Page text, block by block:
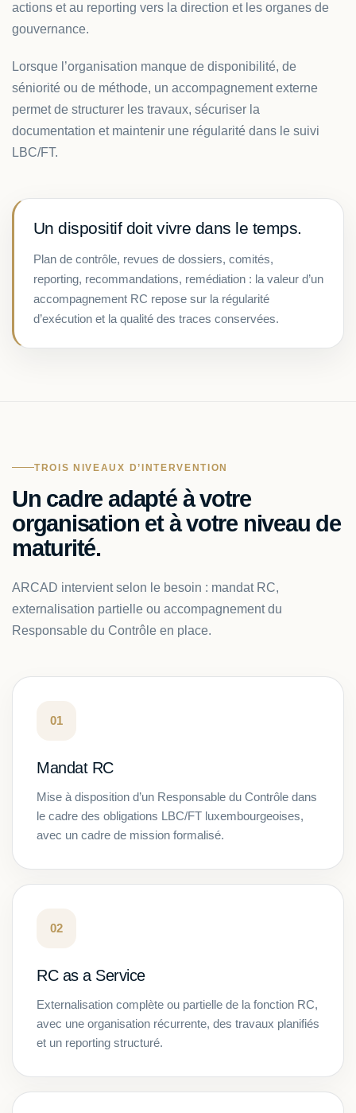
actions et au reporting vers la direction et les organes de
gouvernance.
Lorsque l’organisation manque de disponibilité, de
séniorité ou de méthode, un accompagnement externe
permet de structurer les travaux, sécuriser la
documentation et maintenir une régularité dans le suivi
LBC/FT.
Un dispositif doit vivre dans le temps.
Plan de contrôle, revues de dossiers, comités,
reporting, recommandations, remédiation : la valeur d’un
accompagnement RC repose sur la régularité
d’exécution et la qualité des traces conservées.
TROIS NIVEAUX D’INTERVENTION
Un cadre adapté à votre
organisation et à votre niveau de
maturité.
ARCAD intervient selon le besoin : mandat RC,
externalisation partielle ou accompagnement du
Responsable du Contrôle en place.
01
Mandat RC
Mise à disposition d’un Responsable du Contrôle dans
le cadre des obligations LBC/FT luxembourgeoises,
avec un cadre de mission formalisé.
02
RC as a Service
Externalisation complète ou partielle de la fonction RC,
avec une organisation récurrente, des travaux planifiés
et un reporting structuré.